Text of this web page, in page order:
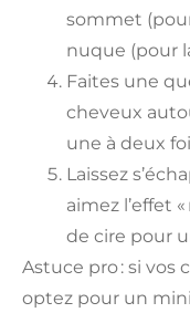
sommet
nuque (pour
Faites une
cheveux
une à deux
Laissez
aimez l’effet
de cire pour
Astuce pro : si vos
optez pour un